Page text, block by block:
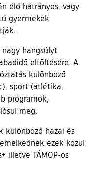
élő hátrányos, vagy
gyermekek
nagy hangsúlyt
eltöltésére. A
különböző
sport (atlétika,
programok,
meg.
különböző hazai és
ezek közül
illetve TÁMOP-os